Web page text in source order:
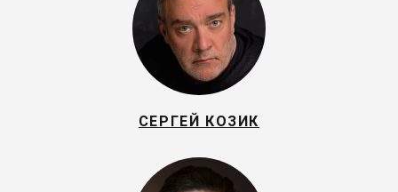
СЕРГЕЙ КОЗИК